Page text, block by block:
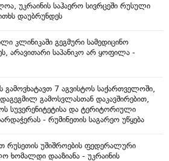
უკრაინის საჰაერო სივრცეში რუსული
დაუბრუნდეს
კლინიკაში გეგმური სამედიცინო
არავითარი საპანიკო არ ყოფილა -
გამოვხატავთ 7 აგვისტოს საქართველოში,
გამოსვლასთან დაკავშირებით,
სუვერენიტეტისა და ტერიტორიული
- რუმინეთის საგარეო უწყება
რუსეთის უშიშროების ფედერალური
ხომალდი დააზიანა - უკრაინის